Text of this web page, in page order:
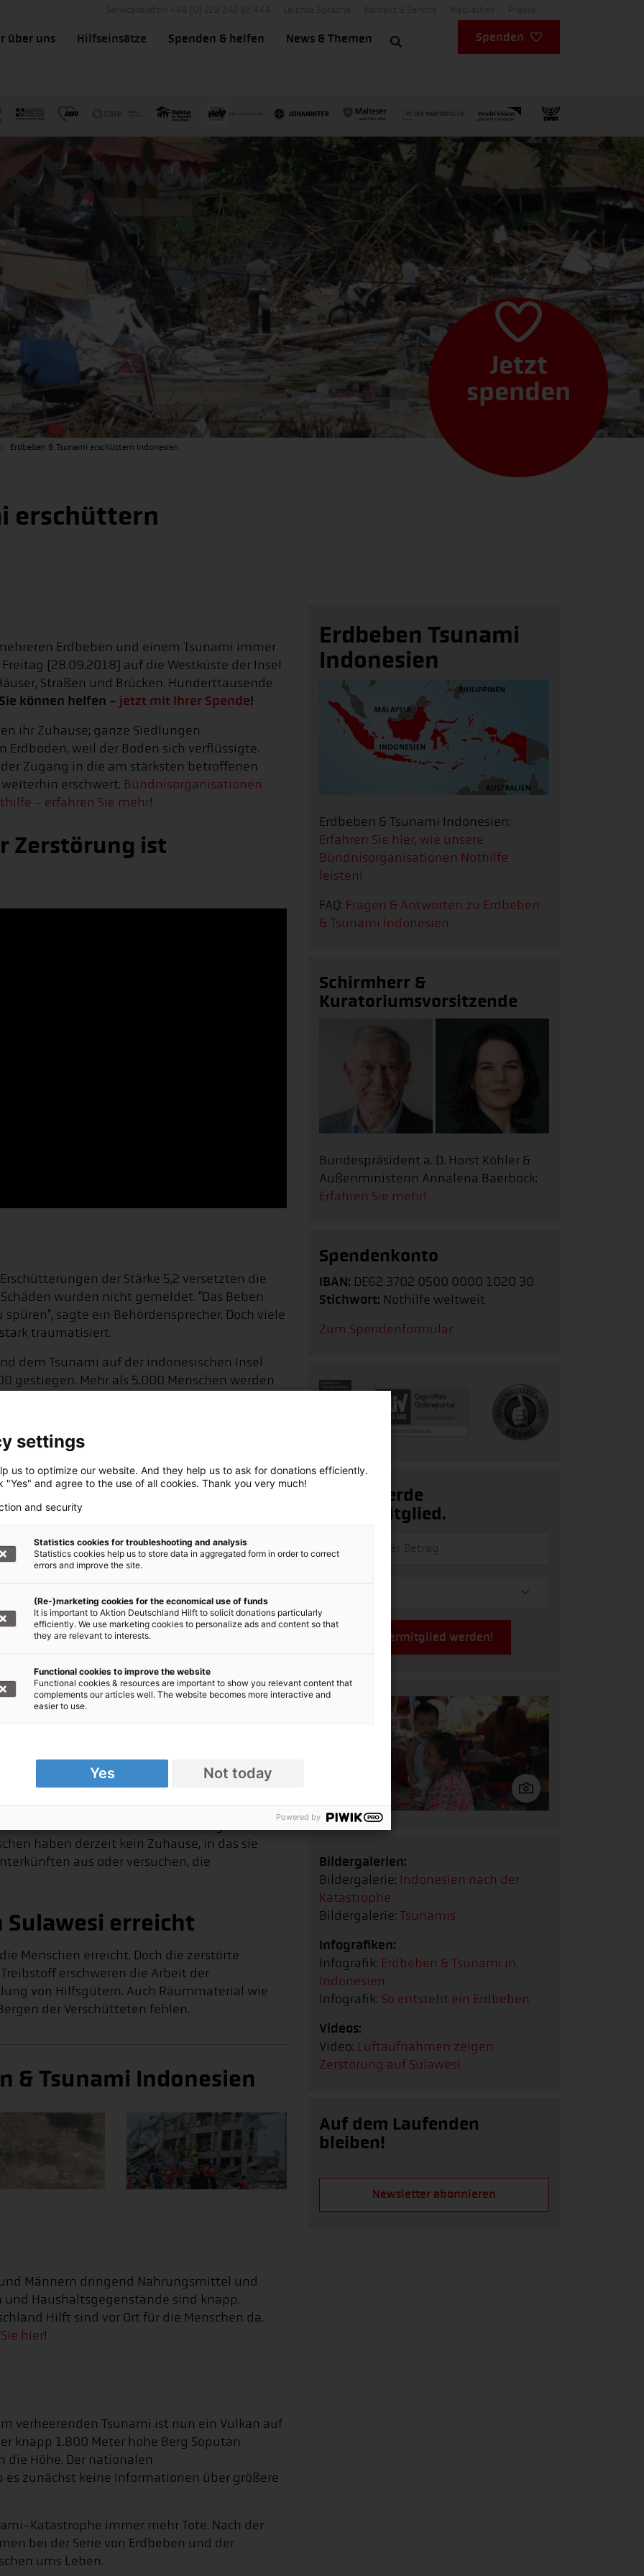
über uns Hilfseinsätze Spenden & helfen News & Themen Spenden
Jetzt
spenden
Erdbeben & Tsunami erschüttern Indonesien
erschüttern
Erdbeben und einem Tsunami immer
(28.09.2018) auf die Westküste der Insel
Straßen und Brücken. Hunderttausende
Sie können helfen - jetzt mit Ihrer Spende!
ihr Zuhause; ganze Siedlungen
weil der Boden sich verflüssigte.
Zugang in die am stärksten betroffenen
erschwert. Bündnisorganisationen
- erfahren Sie mehr!
Zerstörung ist
der Stärke 5,2 versetzten die
wurden nicht gemeldet. "Das Beben
sagte ein Behördensprecher. Doch viele
traumatisiert.
dem Tsunami auf der indonesischen Insel
gestiegen. Mehr als 5.000 Menschen werden
BNPB will die Sucharbeiten am
und Behörden im Bebengebiet sollen
Die nationale Katastrophenschutzbehörde
Befürchtet wird, dass auf der Insel
nicht überlebt haben. Allein in der
in der Erde der Verbleib von etwa
Tsunami auf Sulawesi ist fast eine
unermüdlich in der Krisenregion im
zu retten. Trotzdem: Die Hoffnung
überlebt haben.
auf über 1.500
auf 1.581 gestiegen. Zudem
haben derzeit kein Zuhause, in das sie
aus oder versuchen, die
Sulawesi erreicht
Menschen erreicht. Doch die zerstörte
erschweren die Arbeit der
von Hilfsgütern. Auch Räummaterial wie
der Verschütteten fehlen.
& Tsunami Indonesien
Männern dringend Nahrungsmittel und
und Haushaltsgegenstände sind knapp.
Hilft sind vor Ort für die Menschen da.
hier!
verheerenden Tsunami ist nun ein Vulkan auf
knapp 1.800 Meter hohe Berg Soputan
die Höhe. Der nationalen
zunächst keine Informationen über größere
Katastrophe immer mehr Tote. Nach der
bei der Serie von Erdbeben und der
ums Leben.
Erdbeben Tsunami
Indonesien
Erdbeben & Tsunami Indonesien:
Erfahren Sie hier, wie unsere
Bündnisorganisationen Nothilfe
leisten!
FAQ: Fragen & Antworten zu Erdbeben
& Tsunami Indonesien
Schirmherr &
Kuratoriumsvorsitzende
Bundespräsident a. D. Horst Köhler &
Außenministerin Annalena Baerbock:
Erfahren Sie mehr!
Spendenkonto
IBAN: DE62 3702 0500 0000 1020 30
Stichwort: Nothilfe weltweit
Zum Spendenformular
Ja, ich werde
Fördermitglied.
Jetzt Fördermitglied werden!
Bildergalerien:
Bildergalerie: Indonesien nach der
Katastrophe
Bildergalerie: Tsunamis
Infografiken:
Infografik: Erdbeben & Tsunami in
Indonesien
Infografik: So entsteht ein Erdbeben
Videos:
Video: Luftaufnahmen zeigen
Zerstörung auf Sulawesi
Auf dem Laufenden
bleiben!
Newsletter abonnieren
settings
us to optimize our website. And they help us to ask for donations efficiently.
"Yes" and agree to the use of all cookies. Thank you very much!
and security
Statistics cookies for troubleshooting and analysis
Statistics cookies help us to store data in aggregated form in order to correct
errors and improve the site.
(Re-)marketing cookies for the economical use of funds
It is important to Aktion Deutschland Hilft to solicit donations particularly
efficiently. We use marketing cookies to personalize ads and content so that
they are relevant to interests.
Functional cookies to improve the website
Functional cookies & resources are important to show you relevant content that
complements our articles well. The website becomes more interactive and
easier to use.
Yes Not today
Powered by